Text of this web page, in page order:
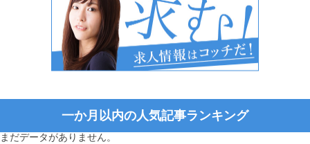
一か月以内の人気記事ランキング
まだデータがありません。